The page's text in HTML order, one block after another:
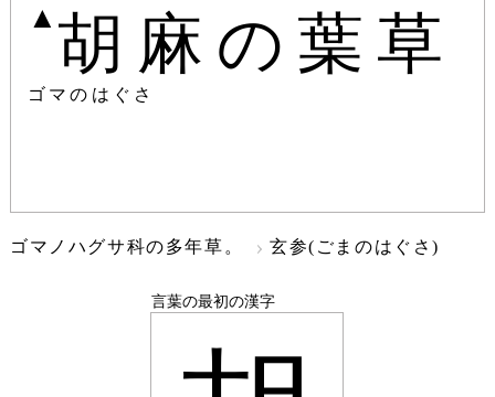
▲ 胡麻の葉草
ゴマのはぐさ
ゴマノハグサ科の多年草。 玄参(ごまのはぐさ)
言葉の最初の漢字